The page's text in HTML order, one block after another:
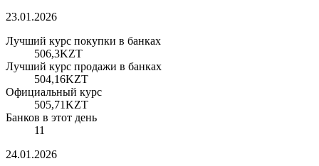
23.01.2026
Лучший курс покупки в банках
506,3KZT
Лучший курс продажи в банках
504,16KZT
Официальный курс
505,71KZT
Банков в этот день
11
24.01.2026